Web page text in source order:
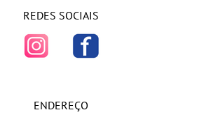
REDES SOCIAIS
ENDEREÇO